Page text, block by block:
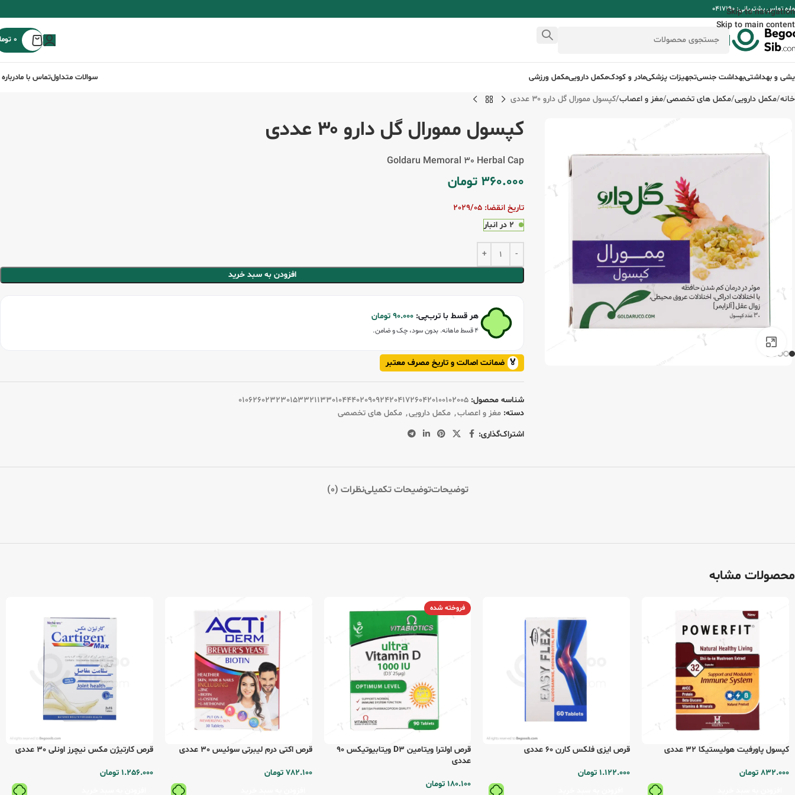
Skip to navigation
Skip to main content
تماس پشتیبانی: 0417190
0
و بهداشتیبهداشت جنسیتجهیزات پزشکیمادر و کودکمکمل داروییمکمل ورزشی سوالات متداولتماس با ما
خانه مکمل دارویی مکمل های تخصصی مغز و اعصاب کپسول ممورال گل دارو ۳۰ عددی
برای بزرگنمایی کلیک کنید
کپسول ممورال گل دارو ۳۰ عددی
Goldaru Memoral 30 Herbal Cap
360.000 تومان
تاریخ انقضا: 2029/05
2 در انبار
افزودن به سبد خرید
هر قسط با ترب‌پی: 90.000 تومان
۴ قسط ماهانه. بدون سود، چک و ضامن.
🏅 ضمانت اصالت و تاریخ مصرف معتبر
شناسه محصول: 0106260232301533211330104440209092420417260420100102005
دسته: مغز و اعصاب, مکمل دارویی, مکمل های تخصصی
اشتراک‌گذاری:
توضیحاتتوضیحات تکمیلینظرات (0)
محصولات مشابه
کپسول پاورفیت هولیستیکا 32 عددی
832.000 تومان
قرص ایزی فلکس کارن 60 عددی
1.122.000 تومان
فروخته شده
قرص اولترا ویتامین D3 ویتابیوتیکس 90
عددی
180.100 تومان
قرص اکتی درم لیبرتی سوئیس 30 عددی
782.100 تومان
قرص کارتیژن مکس نیچرز اونلی 30 عددی
1.256.000 تومان